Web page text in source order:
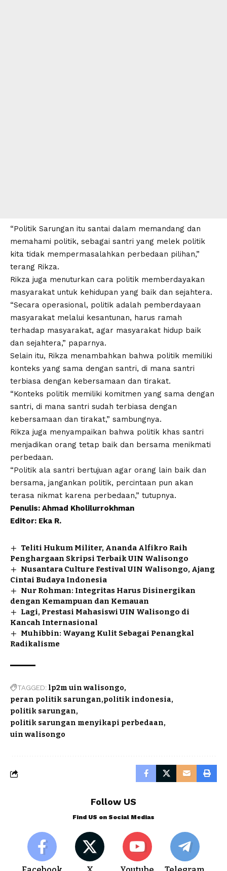
“Politik Sarungan itu santai dalam memandang dan
memahami politik, sebagai santri yang melek politik
kita tidak mempermasalahkan perbedaan pilihan,”
terang Rikza.
Rikza juga menuturkan cara politik memberdayakan
masyarakat untuk kehidupan yang baik dan sejahtera.
“Secara operasional, politik adalah pemberdayaan
masyarakat melalui kesantunan, harus ramah
terhadap masyarakat, agar masyarakat hidup baik
dan sejahtera,” paparnya.
Selain itu, Rikza menambahkan bahwa politik memiliki
konteks yang sama dengan santri, di mana santri
terbiasa dengan kebersamaan dan tirakat.
“Konteks politik memiliki komitmen yang sama dengan
santri, di mana santri sudah terbiasa dengan
kebersamaan dan tirakat,” sambungnya.
Rikza juga menyampaikan bahwa politik khas santri
menjadikan orang tetap baik dan bersama menikmati
perbedaan.
“Politik ala santri bertujuan agar orang lain baik dan
bersama, jangankan politik, percintaan pun akan
terasa nikmat karena perbedaan,” tutupnya.
Penulis: Ahmad Kholilurrokhman
Editor: Eka R.
Teliti Hukum Militer, Ananda Alfikro Raih
Penghargaan Skripsi Terbaik UIN Walisongo
Nusantara Culture Festival UIN Walisongo, Ajang
Cintai Budaya Indonesia
Nur Rohman: Integritas Harus Disinergikan
dengan Kemampuan dan Kemauan
Lagi, Prestasi Mahasiswi UIN Walisongo di
Kancah Internasional
Muhibbin: Wayang Kulit Sebagai Penangkal
Radikalisme
TAGGED: lp2m uin walisongo
peran politik sarungan politik indonesia
politik sarungan
politik sarungan menyikapi perbedaan
uin walisongo
Follow US
Find US on Social Medias